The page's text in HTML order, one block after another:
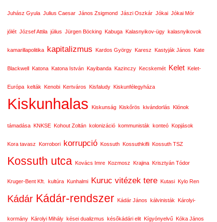
Juhász Gyula Julius Caesar János Zsigmond Jászi Oszkár Jókai Jókai Mór
jólét József Attila július Jürgen Böcking Kabuga Kalasnyikov-ügy kalasnyikovok
kamarillapolitika kapitalizmus Kardos György Karesz Kastyják János Kate
Blackwell Katona Katona István Kayibanda Kazinczy Kecskemét Kelet Kelet-
Európa kelták Kenobi Kertváros Kisfaludy Kiskunfélegyháza
Kiskunhalas Kiskunság Kiskőrös kivándorlás Klónok
támadása KNKSE Kohout Zoltán kolonizáció kommunisták konteó Kopjások
Kora tavasz Korrobori korrupció Kossuth Kossuthkifli Kossuth TSZ
Kossuth utca Kovács Imre Kozmosz Krajina Krisztyán Tódor
Kruger-Bent Kft. kultúra Kunhalmi Kuruc vitézek tere Kutasi Kylo Ren
Kádár Kádár-rendszer Kádár János kálvinisták Károlyi-
kormány Károlyi Mihály kései dualizmus későkádári elit Kígyónyelvű Kóka János